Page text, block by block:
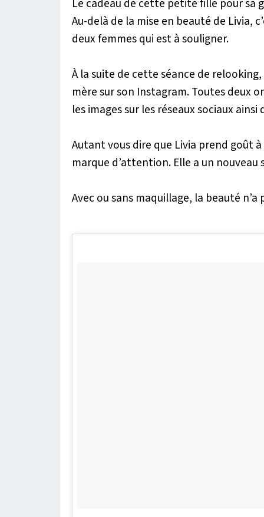
Le cadeau de cette petite fille pour sa
Au-delà de la mise en beauté de Livia,
deux femmes qui est à souligner.
À la suite de cette séance de
mère sur son Instagram. Toutes deux
les images sur les réseaux sociaux
Autant vous dire que Livia prend goût
marque d’attention. Elle a un
Avec ou sans maquillage, la beauté